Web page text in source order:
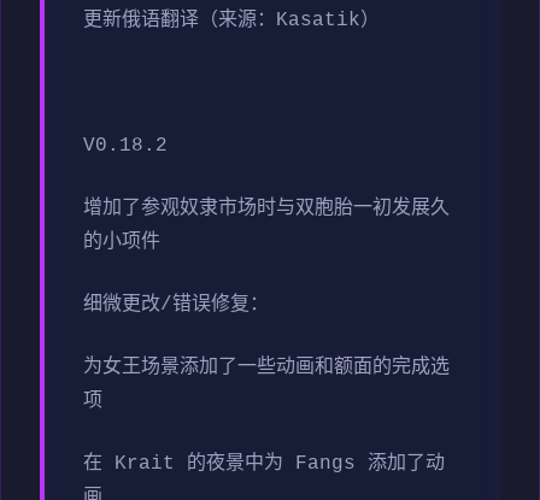
更新俄语翻译（来源：Kasatik）
V0.18.2
增加了参观奴隶市场时与双胞胎一初发展久
的小项件
细微更改/错误修复：
为女王场景添加了一些动画和额面的完成选
项
在 Krait 的夜景中为 Fangs 添加了动